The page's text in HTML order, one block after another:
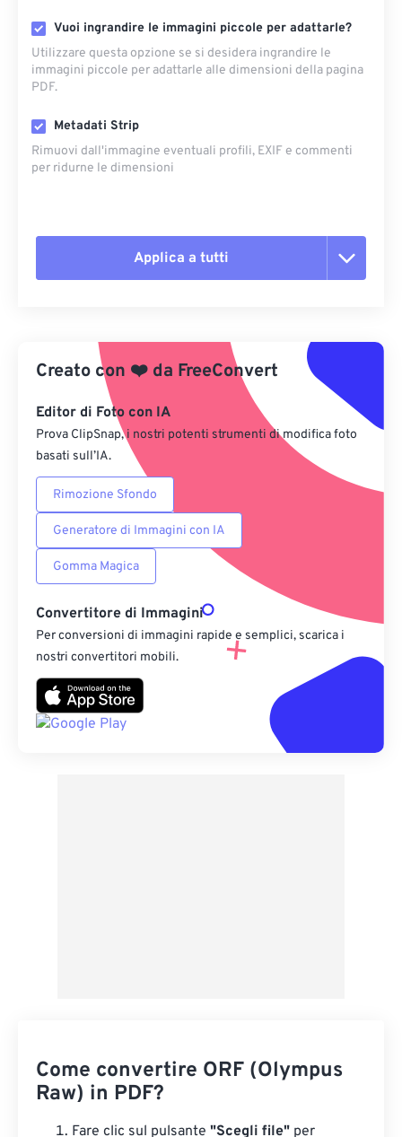
Vuoi ingrandire le immagini piccole per adattarle?
Utilizzare questa opzione se si desidera ingrandire le
immagini piccole per adattarle alle dimensioni della pagina
PDF.
Metadati Strip
Rimuovi dall'immagine eventuali profili, EXIF ​​e commenti
per ridurne le dimensioni
Applica a tutti
Applica da preimpostazione
Salva come predefinito
Creato con ❤️ da FreeConvert
Editor di Foto con IA
Prova ClipSnap, i nostri potenti strumenti di modifica foto
basati sull’IA.
Rimozione Sfondo
Generatore di Immagini con IA
Gomma Magica
Convertitore di Immagini
Per conversioni di immagini rapide e semplici, scarica i
nostri convertitori mobili.
Come convertire ORF (Olympus
Raw) in PDF?
Fare clic sul pulsante "Scegli file" per